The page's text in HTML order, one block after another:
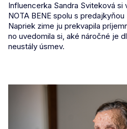
Influencerka Sandra Sviteková si
NOTA BENE spolu s
Napriek zime ju prekvapila
no uvedomila si, aké náročné je
neustály úsmev.